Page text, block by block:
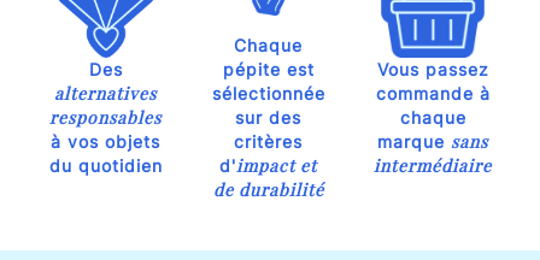
Des
alternatives
responsables
à vos objets
du quotidien
Chaque
pépite est
sélectionnée
sur des
critères
d'impact et
de durabilité
Vous passez
commande à
chaque
marque sans
intermédiaire